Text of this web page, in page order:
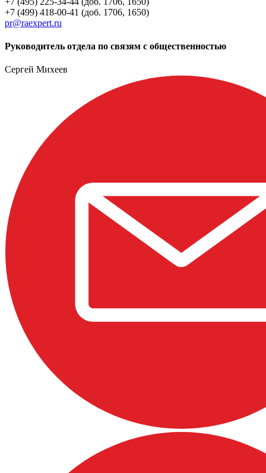
+7 (499) 418-00-41 (доб. 1706, 1650)
pr@raexpert.ru
Руководитель отдела по связям с общественностью
Сергей Михеев